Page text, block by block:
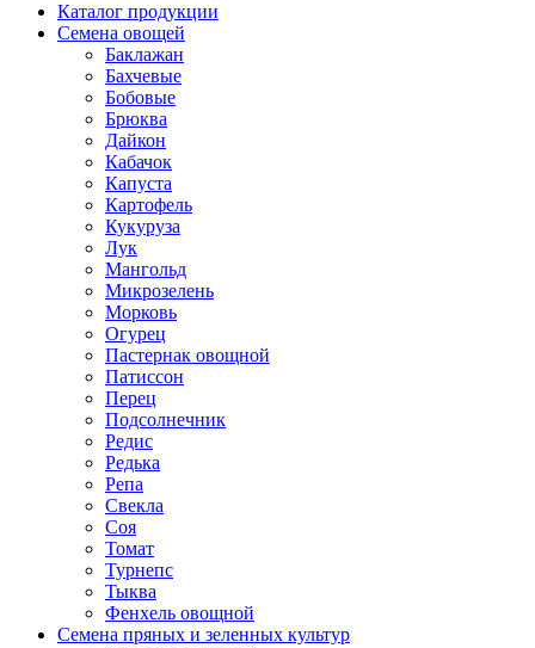
Каталог продукции
Семена овощей
Баклажан
Бахчевые
Бобовые
Брюква
Дайкон
Кабачок
Капуста
Картофель
Кукуруза
Лук
Мангольд
Микрозелень
Морковь
Огурец
Пастернак овощной
Патиссон
Перец
Подсолнечник
Редис
Редька
Репа
Свекла
Соя
Томат
Турнепс
Тыква
Фенхель овощной
Семена пряных и зеленных культур